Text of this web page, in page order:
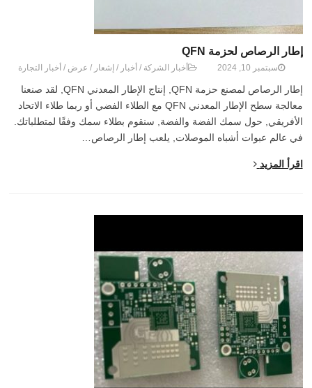
إطار الرصاص لحزمة QFN
سبتمبر 10, 2024 أخبار الشركة / أخبار / إشعار / عرض / أخبار التجارة
إطار الرصاص لمصنع حزمة QFN, إنتاج الإطار المعدني QFN, لقد صنعنا
معالجة سطح الإطار المعدني QFN مع الطلاء الفضي أو ربما طلاء الاتحاد
الأفريقي, حول سمك الفضة والفضة, سنقوم بطلاء سمك وفقًا لمتطلباتك.
في عالم عبوات أشباه الموصلات, يلعب إطار الرصاص…
اقرأ المزيد